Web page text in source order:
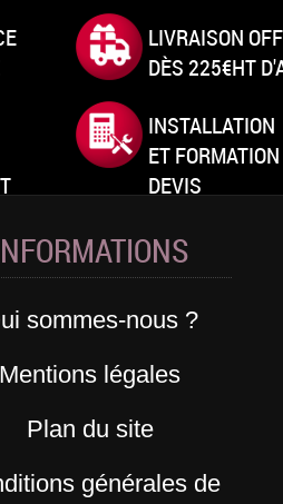
LIVRAISON
DÈS 225€HT
INSTALLATION
ET
DEVIS
sommes-nous ?
Mentions légales
Plan du site
générales de